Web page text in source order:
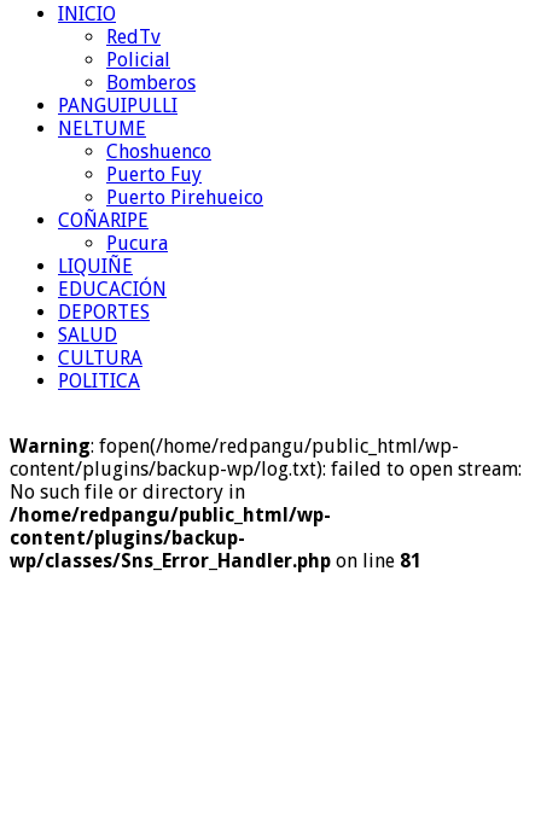
INICIO
RedTv
Policial
Bomberos
PANGUIPULLI
NELTUME
Choshuenco
Puerto Fuy
Puerto Pirehueico
COÑARIPE
Pucura
LIQUIÑE
EDUCACIÓN
DEPORTES
SALUD
CULTURA
POLITICA
Warning: fopen(/home/redpangu/public_html/wp-
content/plugins/backup-wp/log.txt): failed to open stream:
No such file or directory in
/home/redpangu/public_html/wp-
content/plugins/backup-
wp/classes/Sns_Error_Handler.php on line 81